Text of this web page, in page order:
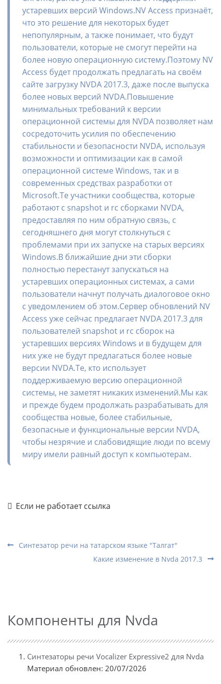
устаревших версий Windows.NV Access признаёт,
что это решение для некоторых будет
непопулярным, а также понимает, что будут
пользователи, которые не смогут перейти на
более новую операционную систему.Поэтому NV
Access будет продолжать предлагать на своём
сайте загрузку NVDA 2017.3, даже после выпуска
более новых версий NVDA.Повышение
минимальных требований к версии
операционной системы для NVDA позволяет нам
сосредоточить усилия по обеспечению
стабильности и безопасности NVDA, используя
возможности и оптимизации как в самой
операционной системе Windows, так и в
современных средствах разработки от
Microsoft.Те участники сообщества, которые
работают с snapshot и rc сборками NVDA,
предоставляя по ним обратную связь, с
сегодняшнего дня могут столкнуться с
проблемами при их запуске на старых версиях
Windows.В ближайшие дни эти сборки
полностью перестанут запускаться на
устаревших операционных системах, а сами
пользователи начнут получать диалоговое окно
с уведомлением об этом.Сервер обновлений NV
Access уже сейчас предлагает NVDA 2017.3 для
пользователей snapshot и rc сборок на
устаревших версиях Windows и в будущем для
них уже не будут предлагаться более новые
версии NVDA.Те, кто использует
поддерживаемую версию операционной
системы, не заметят никаких изменений.Мы как
и прежде будем продолжать разрабатывать для
сообщества новые, более стабильные,
безопасные и функциональные версии NVDA,
чтобы незрячие и слабовидящие люди по всему
миру имели равный доступ к компьютерам.
Если не работает ссылка
Синтезатор речи на татарском языке "Талгат"
Какие изменение в Nvda 2017.3
Компоненты для Nvda
Синтезаторы речи Vocalizer Expressive2 для Nvda
Материал обновлен: 20/07/2026